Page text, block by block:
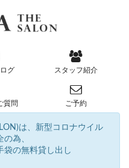
グ スタッフ紹介
質問 ご予約
は、新型コロナウイル
為、
袋の無料貸し出し